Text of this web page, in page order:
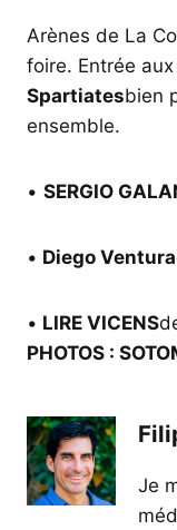
Arènes de La
foire. Entrée
Spartiatesbien
ensemble.
• SERGIO
• Diego Ventura
• LIRE VICENS
PHOTOS :
Je